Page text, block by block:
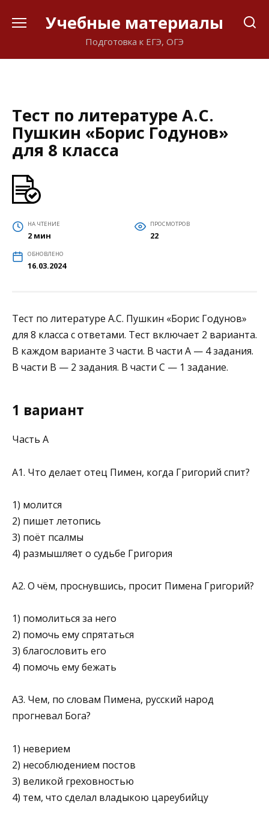
Учебные материалы
Подготовка к ЕГЭ, ОГЭ
Тест по литературе А.С.
Пушкин «Борис Годунов»
для 8 класса
НА ЧТЕНИЕ
2 мин
ПРОСМОТРОВ
22
ОБНОВЛЕНО
16.03.2024
Тест по литературе А.С. Пушкин «Борис Годунов»
для 8 класса с ответами. Тест включает 2 варианта.
В каждом варианте 3 части. В части А — 4 задания.
В части В — 2 задания. В части С — 1 задание.
1 вариант
Часть А
А1. Что делает отец Пимен, когда Григорий спит?
1) молится
2) пишет летопись
3) поёт псалмы
4) размышляет о судьбе Григория
А2. О чём, проснувшись, просит Пимена Григорий?
1) помолиться за него
2) помочь ему спрятаться
3) благословить его
4) помочь ему бежать
А3. Чем, по словам Пимена, русский народ
прогневал Бога?
1) неверием
2) несоблюдением постов
3) великой греховностью
4) тем, что сделал владыкою цареубийцу